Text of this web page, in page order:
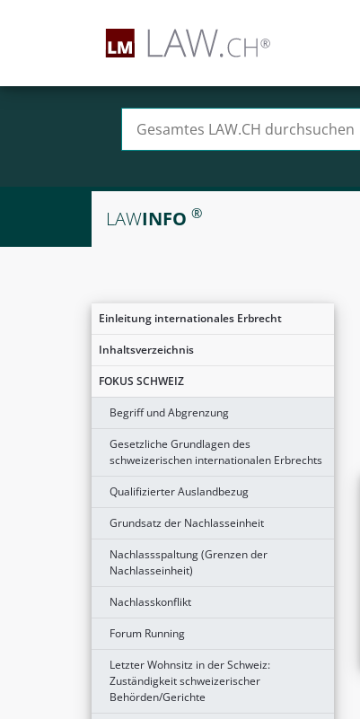
LAWINFO ®
Einleitung internationales Erbrecht
Inhaltsverzeichnis
FOKUS SCHWEIZ
Begriff und Abgrenzung
Gesetzliche Grundlagen des
schweizerischen internationalen Erbrechts
Qualifizierter Auslandbezug
Grundsatz der Nachlasseinheit
Nachlassspaltung (Grenzen der
Nachlasseinheit)
Nachlasskonflikt
Forum Running
Letzter Wohnsitz in der Schweiz:
Zuständigkeit schweizerischer
Behörden/Gerichte